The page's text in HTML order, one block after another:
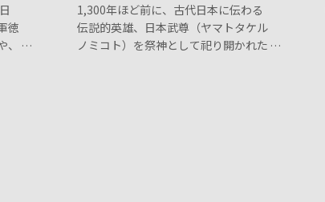
徳
1,300年ほど前に、古代日本に伝わる
伝説的英雄、日本武尊（ヤマトタケル
ノミコト）を祭神として祀り開かれた